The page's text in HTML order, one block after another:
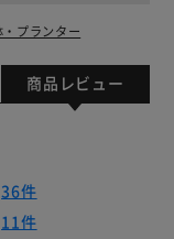
・プランター
商品レビュー
36件
11件